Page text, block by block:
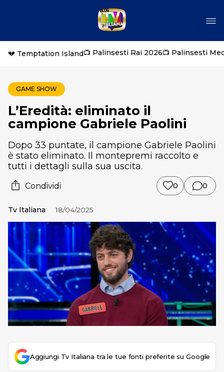
💔 Temptation Island📺 Palinsesti Rai 2026📺 Palinsesti
GAME SHOW
L’Eredità: eliminato il
campione Gabriele Paolini
Dopo 33 puntate, il campione Gabriele Paolini
è stato eliminato. Il montepremi raccolto e
tutti i dettagli sulla sua uscita.
Condividi 0 0
Tv Italiana 18/04/2025
Aggiungi Tv Italiana tra le tue fonti preferite su Google